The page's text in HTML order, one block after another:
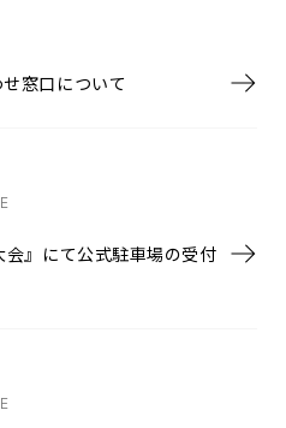
窓口について
会』にて公式駐車場の受付